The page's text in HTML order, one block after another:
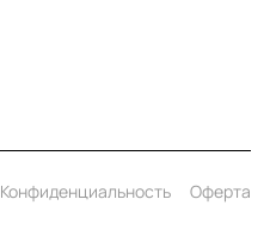
Конфиденциальность
Оферта